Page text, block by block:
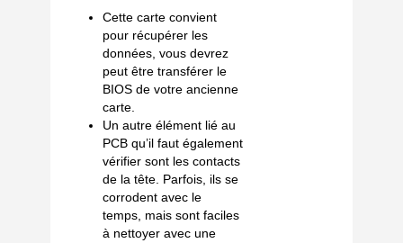
Cette carte convient
pour récupérer les
données, vous devrez
peut être transférer le
BIOS de votre ancienne
carte.
Un autre élément lié au
PCB qu’il faut également
vérifier sont les contacts
de la tête. Parfois, ils se
corrodent avec le
temps, mais sont faciles
à nettoyer avec une